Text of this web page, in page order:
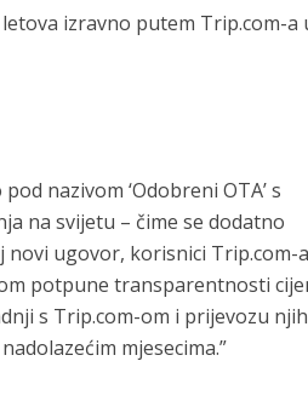
izravno putem Trip.com-a
nazivom ‘Odobreni OTA’ s
na svijetu – čime se dodatno
novi ugovor, korisnici Trip.com-
potpune transparentnosti
s Trip.com-om i prijevozu
mjesecima.”